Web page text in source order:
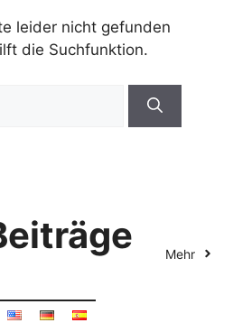
leider nicht gefunden
die Suchfunktion.
Mehr